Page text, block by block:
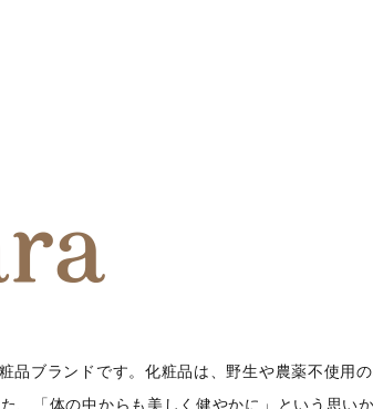
ブランドです。化粧品は、野生や農薬不使用
、「体の中からも美しく健やかに」という思